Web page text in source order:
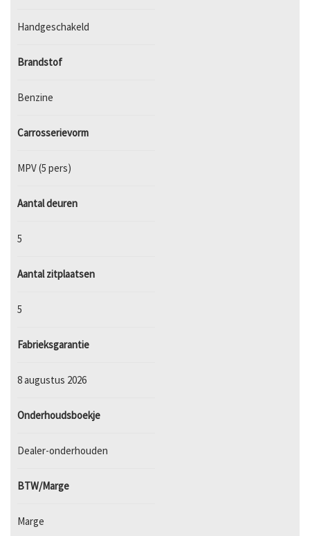
Handgeschakeld
Brandstof
Benzine
Carrosserievorm
MPV (5 pers)
Aantal deuren
5
Aantal zitplaatsen
5
Fabrieksgarantie
8 augustus 2026
Onderhoudsboekje
Dealer-onderhouden
BTW/Marge
Marge